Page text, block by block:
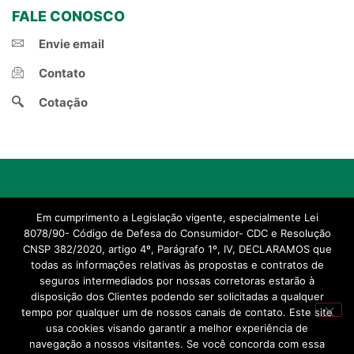
FALE CONOSCO
Envie email
Contato
Cotação
Criado por Projeto Novo Corretor
Em cumprimento a Legislação vigente, especialmente Lei
8078/90- Código de Defesa do Consumidor- CDC e Resolução
CNSP 382/2020, artigo 4º, Parágrafo 1º, IV, DECLARAMOS que
todas as informações relativas às propostas e contratos de
seguros intermediados por nossas corretoras estarão à
disposição dos Clientes podendo ser solicitadas a qualquer
tempo por qualquer um de nossos canais de contato. Este site
usa cookies visando garantir a melhor experiência de
navegação a nossos visitantes. Se você concorda com essa